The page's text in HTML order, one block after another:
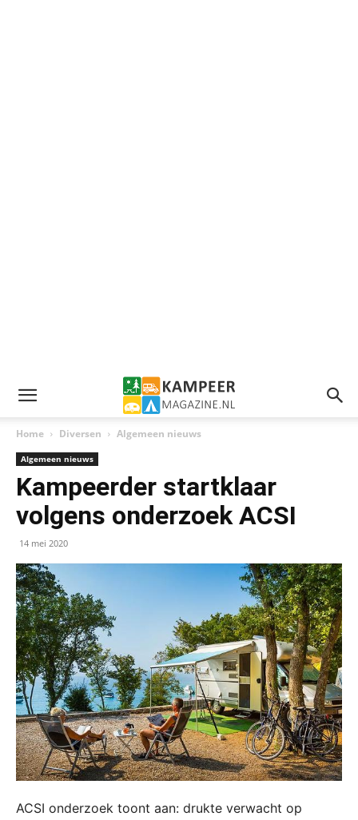
Home Diversen Algemeen nieuws
Algemeen nieuws
Kampeerder startklaar
volgens onderzoek ACSI
14 mei 2020
ACSI onderzoek toont aan: drukte verwacht op